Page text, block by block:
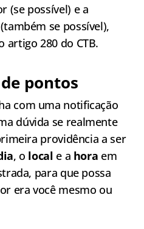
(se possível) e a
se possível),
280 do CTB.
pontos
com uma notificação
dúvida se realmente
providência a ser
, o local e a hora em
para que possa
era você mesmo ou